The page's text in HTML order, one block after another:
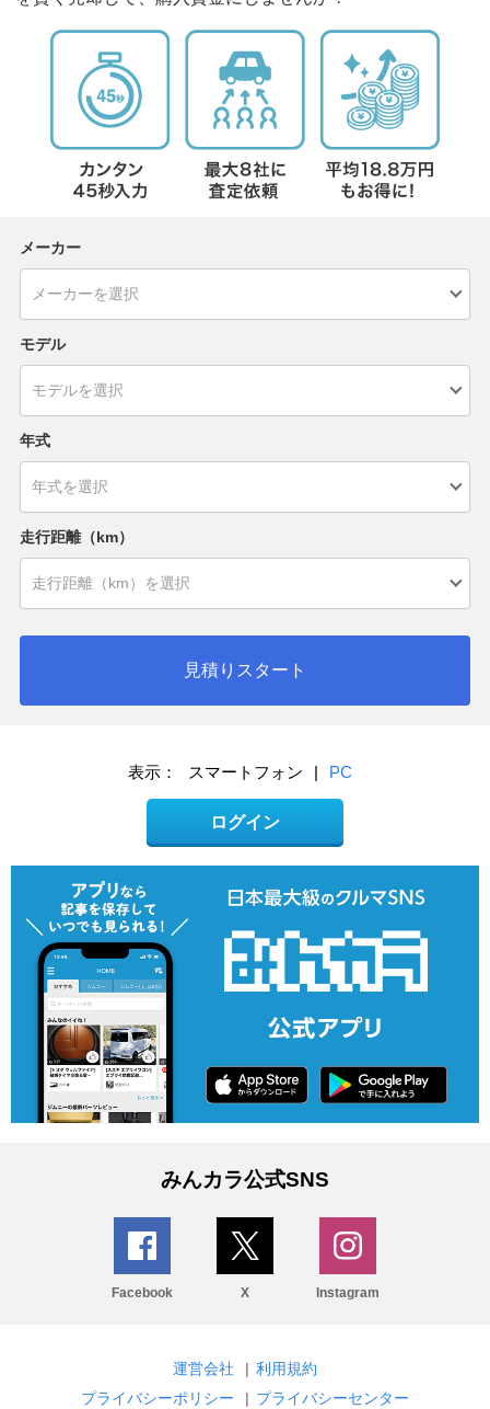
メーカー
モデル
年式
走行距離（km）
見積りスタート
表示： スマートフォン | PC
ログイン
みんカラ公式SNS
Facebook X Instagram
運営会社 | 利用規約
プライバシーポリシー
| プライバシーセンター